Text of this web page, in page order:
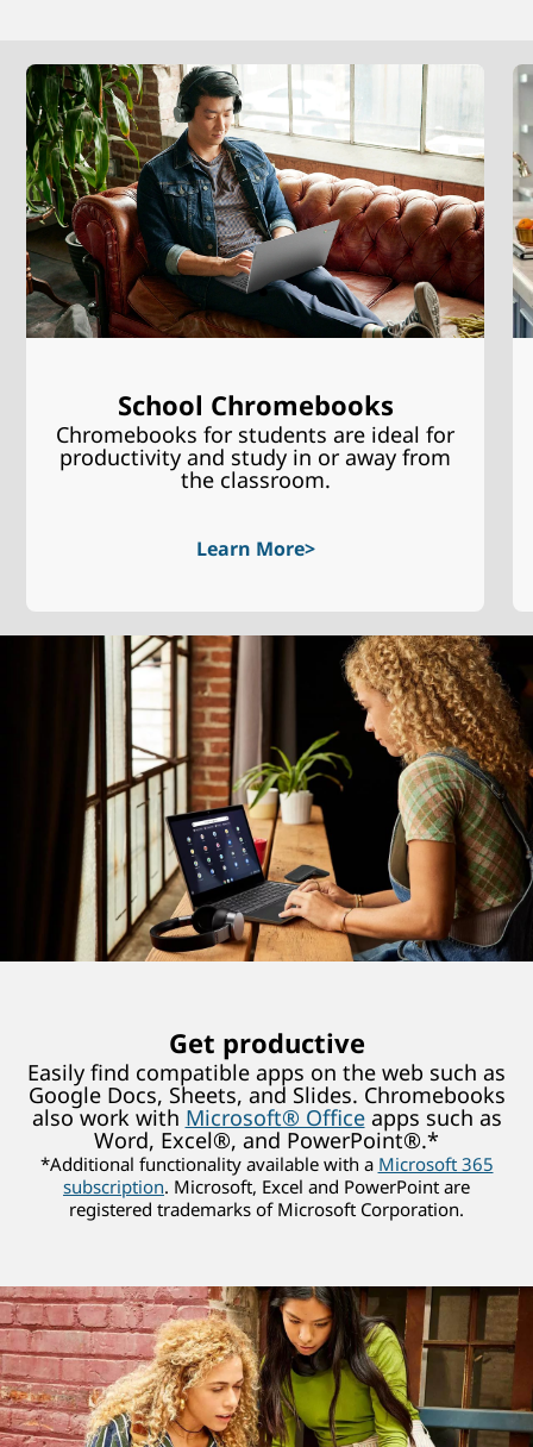
School Chromebooks
Chromebooks for students are ideal for
productivity and study in or away from
the classroom.
Learn More
Get productive
Easily find compatible apps on the web such as
Google Docs, Sheets, and Slides. Chromebooks
also work with Microsoft® Officeapps such as
Word, Excel®, and PowerPoint®.*
*Additional functionality available with a Microsoft 365
subscription. Microsoft, Excel and PowerPoint are
registered trademarks of Microsoft Corporation.